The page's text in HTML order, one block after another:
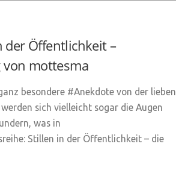
der Öffentlichkeit –
mottesma
besondere #Anekdote von der lieben
sich vielleicht sogar die Augen
was in
Stillen in der Öffentlichkeit – die